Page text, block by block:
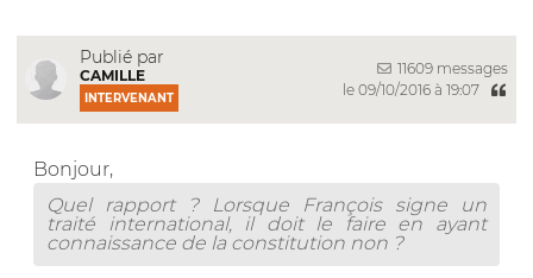
Publié par
CAMILLE
INTERVENANT
11609 messages
le 09/10/2016 à 19:07
Bonjour,
Quel rapport ? Lorsque François signe un
traité international, il doit le faire en ayant
connaissance de la constitution non ?